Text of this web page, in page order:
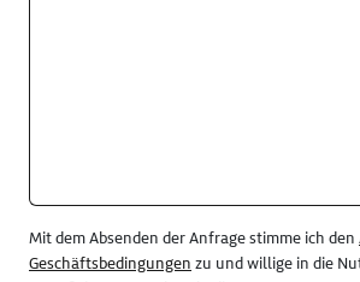
Mit dem Absenden der Anfrage stimme ich den
Geschäftsbedingungen zu und willige in die